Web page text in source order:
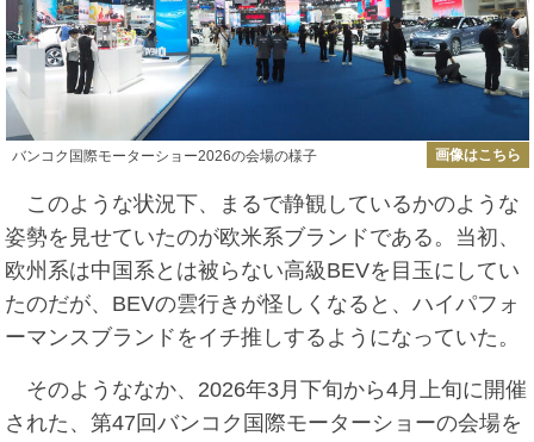
バンコク国際モーターショー2026の会場の様子 画像はこちら
このような状況下、まるで静観しているかのような
姿勢を見せていたのが欧米系ブランドである。当初、
欧州系は中国系とは被らない高級BEVを目玉にしてい
たのだが、BEVの雲行きが怪しくなると、ハイパフォ
ーマンスブランドをイチ推しするようになっていた。
そのようななか、2026年3月下旬から4月上旬に開催
された、第47回バンコク国際モーターショーの会場を